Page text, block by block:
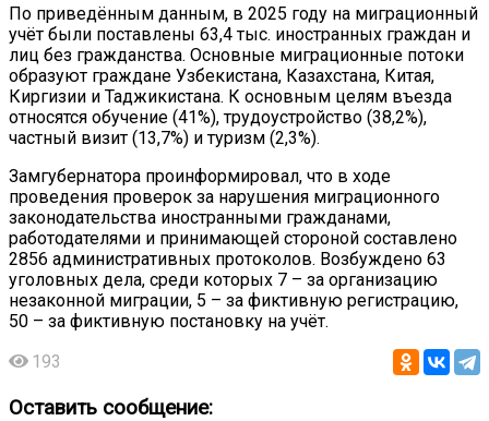
По приведённым данным, в 2025 году на миграционный
учёт были поставлены 63,4 тыс. иностранных граждан и
лиц без гражданства. Основные миграционные потоки
образуют граждане Узбекистана, Казахстана, Китая,
Киргизии и Таджикистана. К основным целям въезда
относятся обучение (41%), трудоустройство (38,2%),
частный визит (13,7%) и туризм (2,3%).
Замгубернатора проинформировал, что в ходе
проведения проверок за нарушения миграционного
законодательства иностранными гражданами,
работодателями и принимающей стороной составлено
2856 административных протоколов. Возбуждено 63
уголовных дела, среди которых 7 – за организацию
незаконной миграции, 5 – за фиктивную регистрацию,
50 – за фиктивную постановку на учёт.
193
Оставить сообщение: